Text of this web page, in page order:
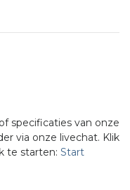
specificaties van onze
via onze livechat. Klik
te starten: Start